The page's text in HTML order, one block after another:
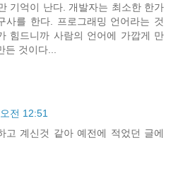
기억이 난다. 개발자는 최소한 한가
사를 한다. 프로그래밍 언어라는 것
힘드니까 사람의 언어에 가깝게 만
것이다...
전 12:51
고 계신것 같아 예전에 적었던 글에